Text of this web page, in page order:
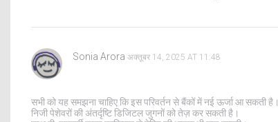
Sonia Arora अक्तूबर 14, 2025 AT 11:48
सभी को यह समझना चाहिए कि इस परिवर्तन से बैंकों में नई ऊर्जा आ सकती है।
निजी पेशेवरों की अंतर्दृष्टि डिजिटल जुगनों को तेज़ कर सकती है।